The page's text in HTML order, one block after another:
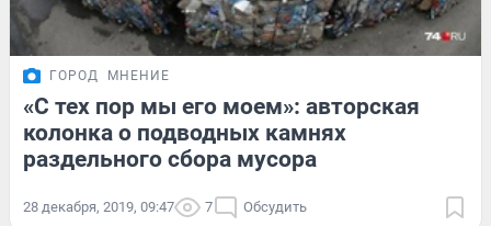
ГОРОД МНЕНИЕ
«С тех пор мы его моем»: авторская
колонка о подводных камнях
раздельного сбора мусора
28 декабря, 2019, 09:47 7 Обсудить